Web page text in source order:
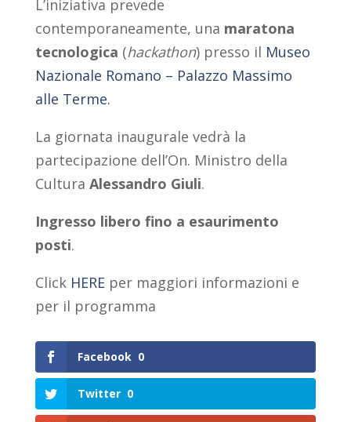
L’iniziativa prevede
contemporaneamente, una maratona
tecnologica (hackathon) presso il Museo
Nazionale Romano – Palazzo Massimo
alle Terme.
La giornata inaugurale vedrà la
partecipazione dell’On. Ministro della
Cultura Alessandro Giuli.
Ingresso libero fino a esaurimento
posti.
Click HEREper maggiori informazioni e
per il programma
Facebook 0
Twitter 0